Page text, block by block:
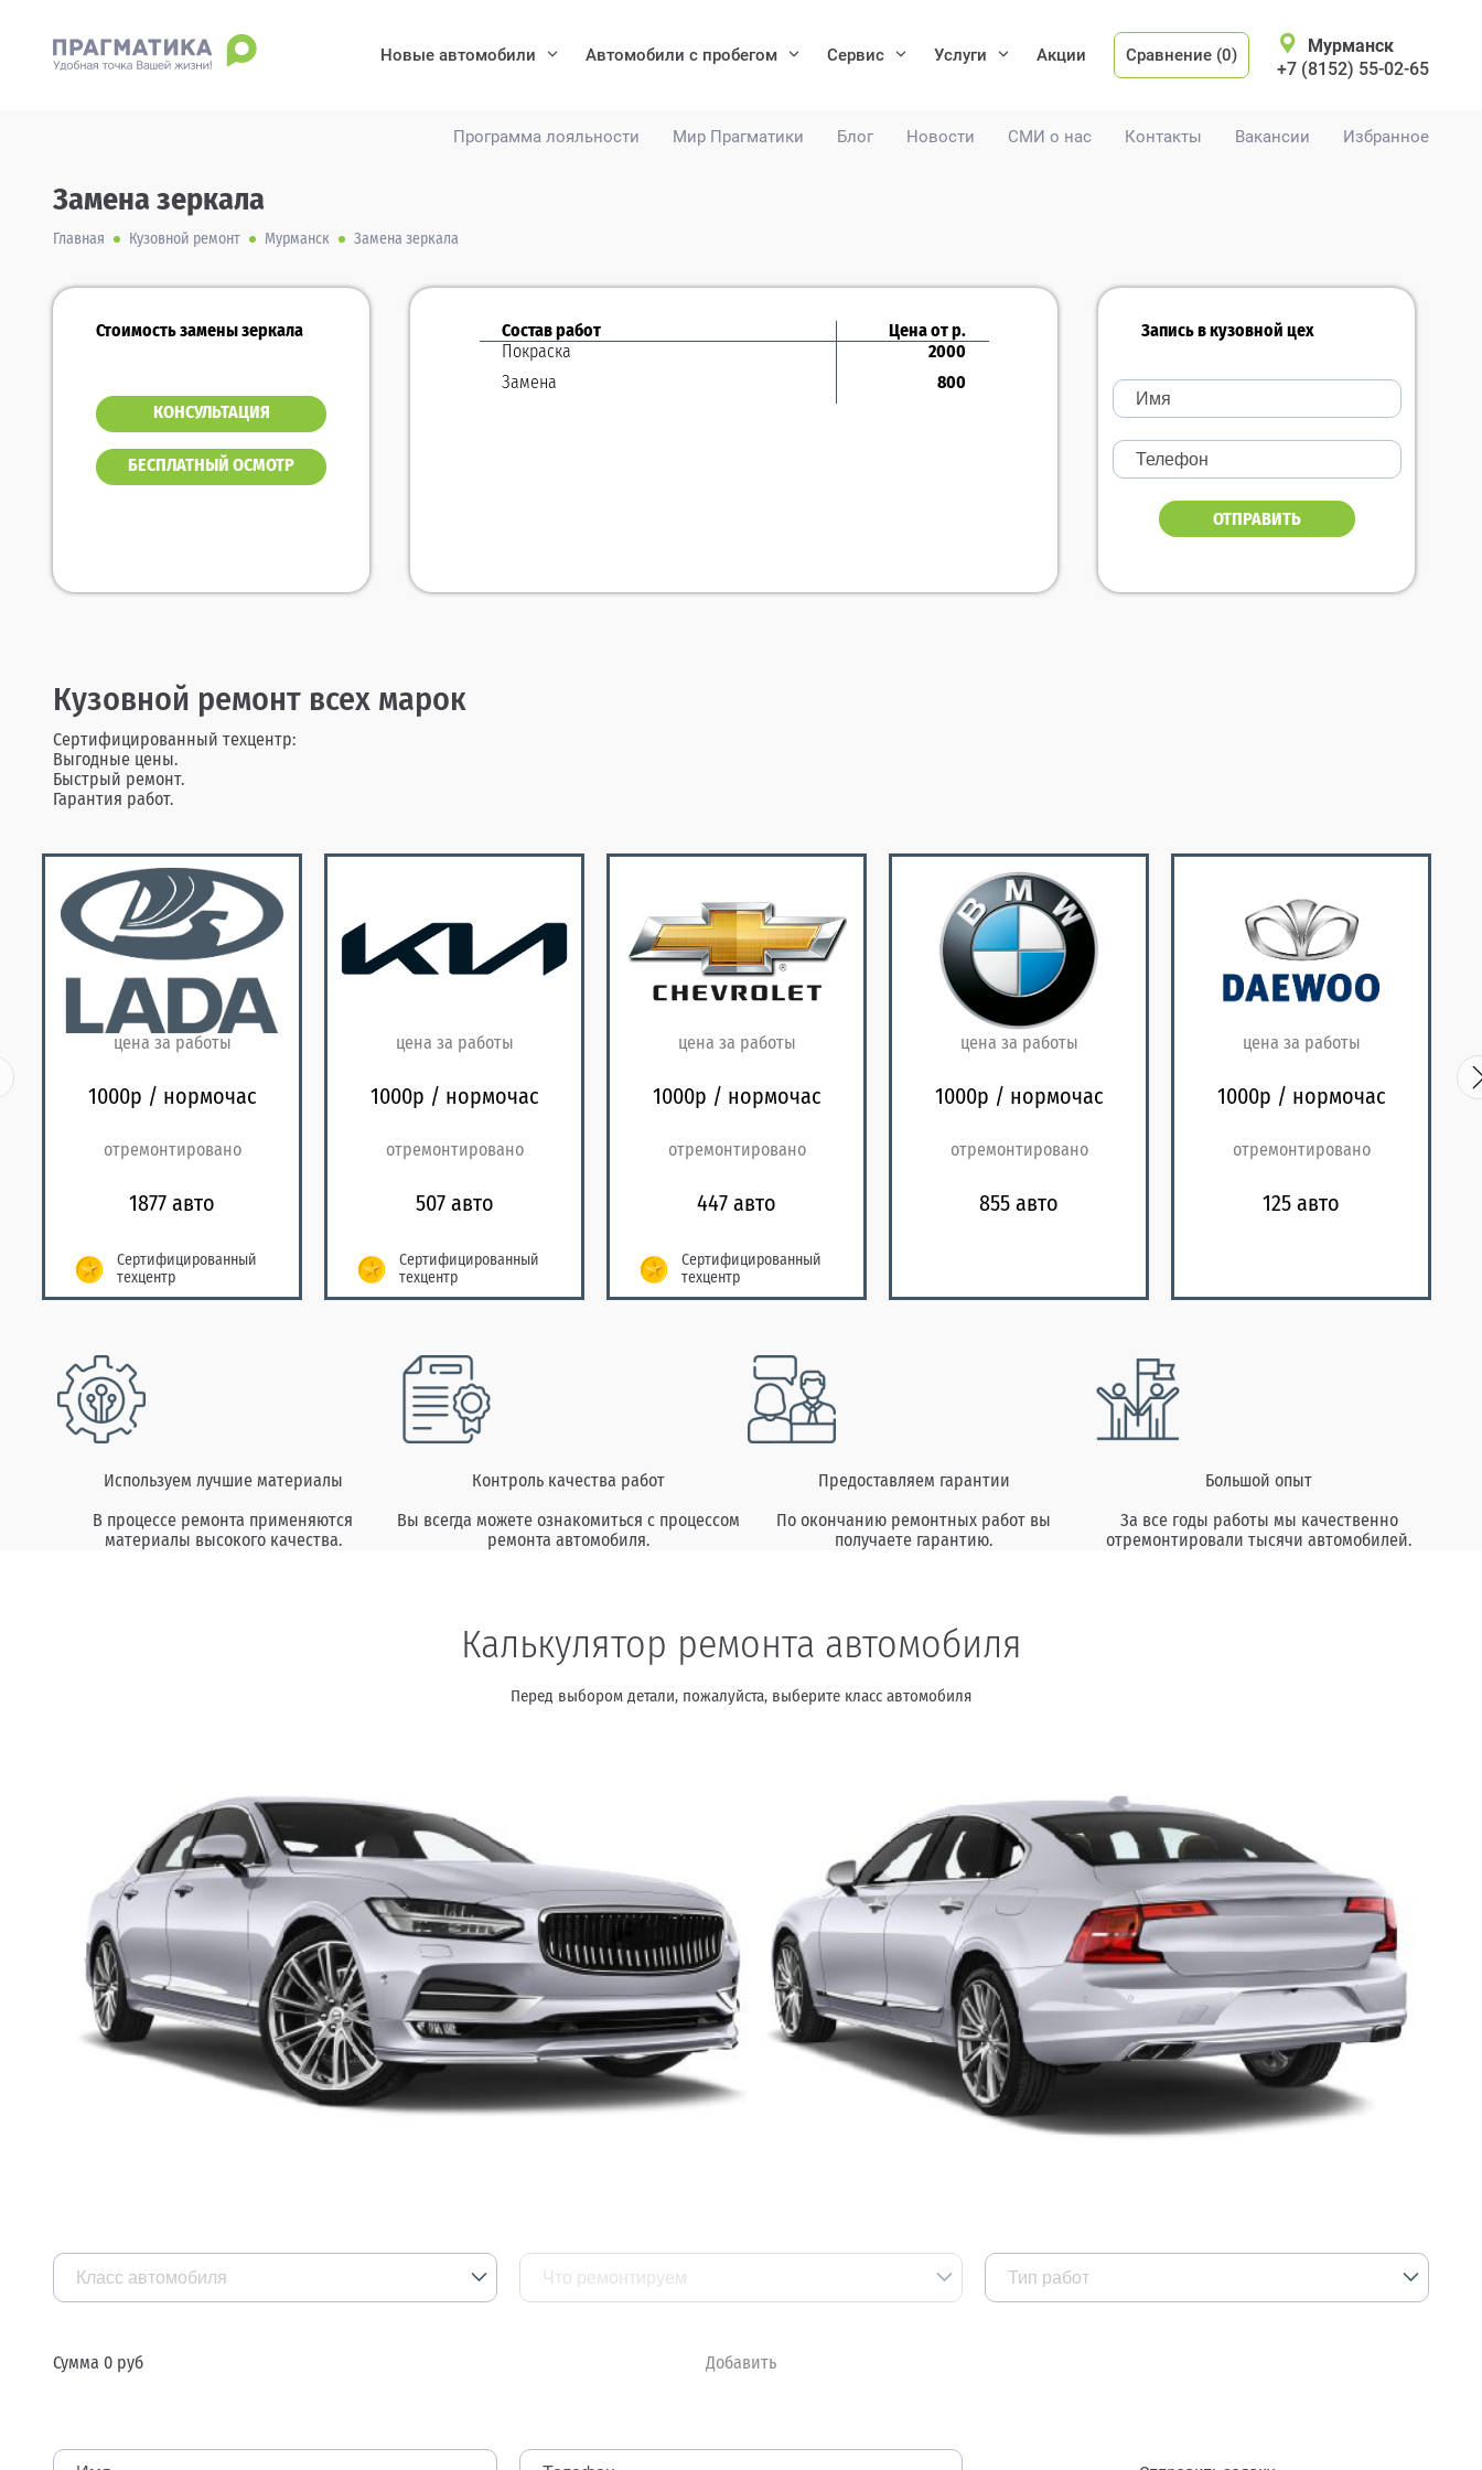
Программа лояльности Мир Прагматики Блог Новости СМИ о нас Контакты Вакансии Избранное
Новые автомобили Автомобили с пробегом Сервис Услуги Акции Сравнение (0)
Мурманск
+7 (8152) 55-02-65
Замена зеркала
Главная Кузовной ремонт Мурманск Замена зеркала
Стоимость замены зеркала
КОНСУЛЬТАЦИЯ
БЕСПЛАТНЫЙ ОСМОТР
Состав работ
Покраска
Замена
Цена от р.
2000
800
Запись в кузовной цех
ОТПРАВИТЬ
Кузовной ремонт всех марок
Сертифицированный техцентр:
Выгодные цены.
Быстрый ремонт.
Гарантия работ.
цена за работы
1000р / нормочас
отремонтировано
1877 авто
Сертифицированный
техцентр
цена за работы
1000р / нормочас
отремонтировано
507 авто
Сертифицированный
техцентр
цена за работы
1000р / нормочас
отремонтировано
447 авто
Сертифицированный
техцентр
цена за работы
1000р / нормочас
отремонтировано
855 авто
цена за работы
1000р / нормочас
отремонтировано
125 авто
Используем лучшие материалы
В процессе ремонта применяются
материалы высокого качества.
Контроль качества работ
Вы всегда можете ознакомиться с процессом
ремонта автомобиля.
Предоставляем гарантии
По окончанию ремонтных работ вы
получаете гарантию.
Большой опыт
За все годы работы мы качественно
отремонтировали тысячи автомобилей.
Калькулятор ремонта автомобиля
Перед выбором детали, пожалуйста, выберите класс автомобиля
Класс автомобиля Что ремонтируем Тип работ
Сумма 0 руб Добавить